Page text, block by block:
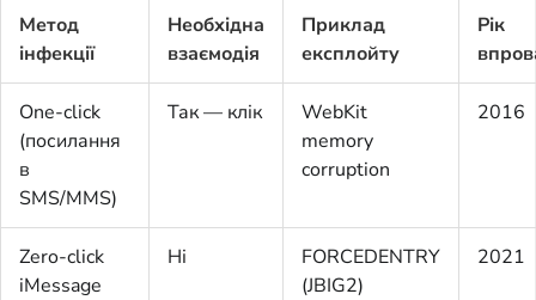
Метод
інфекції
Необхідна
взаємодія
Приклад
експлойту
Рік
One-click
(посилання
в
SMS/MMS)
Так — клік
WebKit
memory
corruption
2016
Zero-click
iMessage
Ні
FORCEDENTRY
(JBIG2)
2021